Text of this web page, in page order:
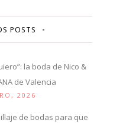
POSTS
la boda de Nico &
de Valencia
2026
de bodas para que